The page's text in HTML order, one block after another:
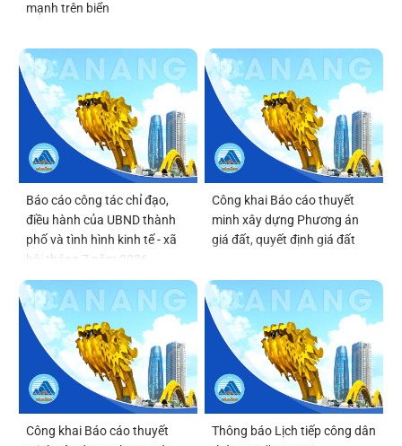
mạnh trên biển
Báo cáo công tác chỉ đạo,
điều hành của UBND thành
phố và tình hình kinh tế - xã
hội tháng 7 năm 2026
Công khai Báo cáo thuyết
minh xây dựng Phương án
giá đất, quyết định giá đất
Công khai Báo cáo thuyết
Thông báo Lịch tiếp công dân